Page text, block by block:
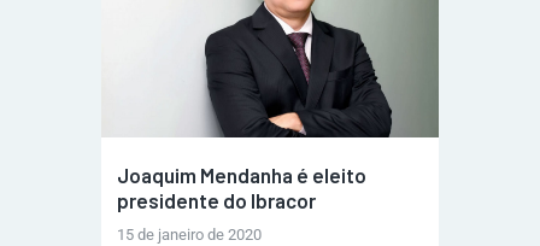
Joaquim Mendanha é eleito
presidente do Ibracor
15 de janeiro de 2020